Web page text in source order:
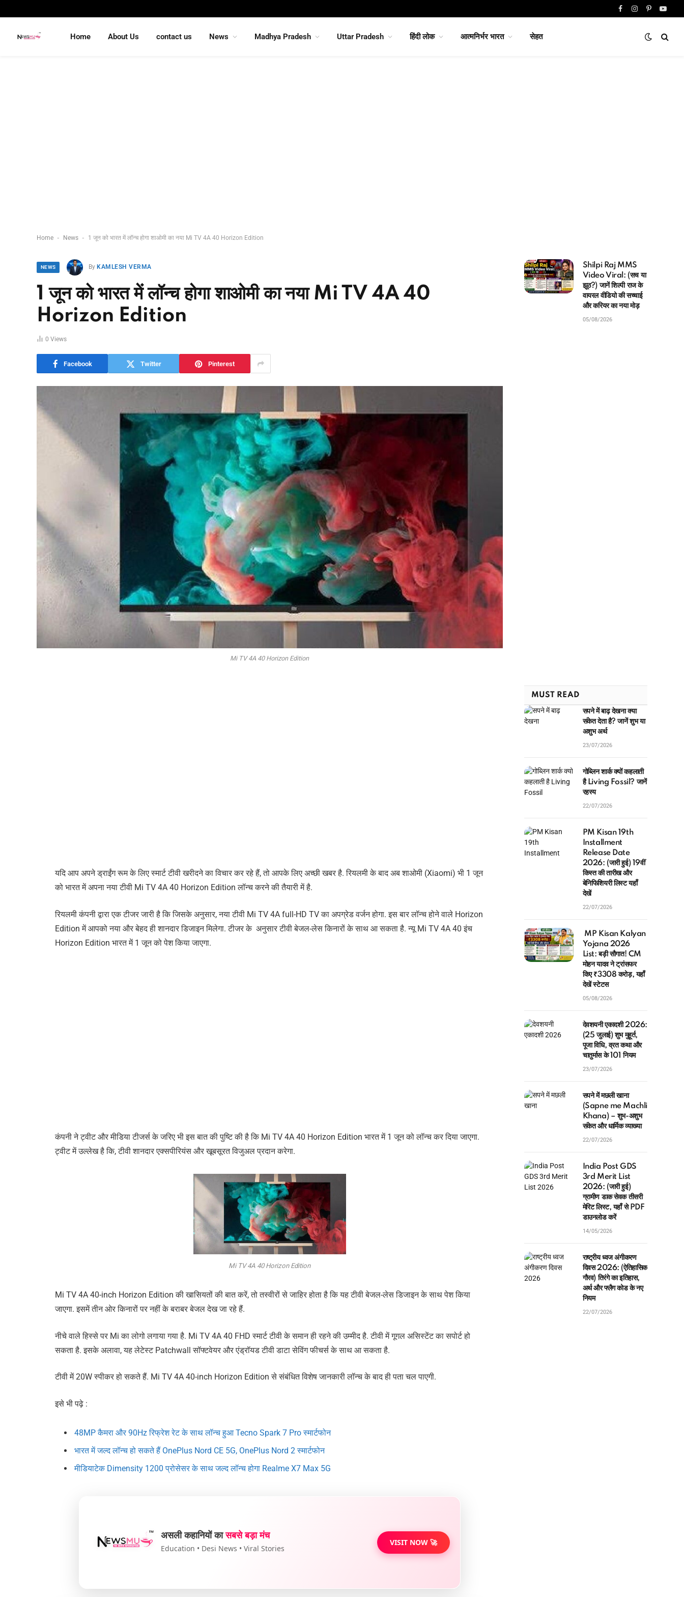
FacebookInstagram
Pinterest
Home About Us contact us News Madhya Pradesh Uttar Pradesh हिंदी लोक आत्मनिर्भर भारत सेहत
Home - News - 1 जून को भारत में लॉन्च होगा शाओमी का नया Mi TV 4A 40 Horizon Edition
NEWS By KAMLESH VERMA
1 जून को भारत में लॉन्च होगा शाओमी का नया Mi TV 4A 40
Horizon Edition
0 Views
Facebook Twitter Pinterest
Mi TV 4A 40 Horizon Edition
यदि आप अपने ड्राईंग रूम के लिए स्मार्ट टीवी खरीदने का विचार कर रहे हैं, तो आपके लिए अच्छी खबर है. रियलमी के बाद अब शाओमी (Xiaomi) भी 1 जून
को भारत में अपना नया टीवी Mi TV 4A 40 Horizon Edition लॉन्च करने की तैयारी में है.
रियलमी कंपनी द्वारा एक टीजर जारी है कि जिसके अनुसार, नया टीवी Mi TV 4A full-HD TV का अपग्रेड वर्जन होगा. इस बार लॉन्च होने वाले Horizon
Edition में आपको नया और बेहद ही शानदार डिजाइन मिलेगा. टीजर के अनुसार टीवी बेजल-लेस किनारों के साथ आ सकता है. न्यू Mi TV 4A 40 इंच
Horizon Edition भारत में 1 जून को पेश किया जाएगा.
कंपनी ने ट्वीट और मीडिया टीजर्स के जरिए भी इस बात की पुष्टि की है कि Mi TV 4A 40 Horizon Edition भारत में 1 जून को लॉन्च कर दिया जाएगा.
ट्वीट में उल्लेख है कि, टीवी शानदार एक्सपीरियंस और खूबसूरत विजुअल प्रदान करेगा.
Mi TV 4A 40 Horizon Edition
Mi TV 4A 40-inch Horizon Edition की खासियतों की बात करें, तो तस्वीरों से जाहिर होता है कि यह टीवी बेजल-लेस डिजाइन के साथ पेश किया
जाएगा. इसमें तीन ओर किनारों पर नहीं के बराबर बेजल देख जा रहे हैं.
नीचे वाले हिस्से पर Mi का लोगो लगाया गया है. Mi TV 4A 40 FHD स्मार्ट टीवी के समान ही रहने की उम्मीद है. टीवी में गूगल असिस्टेंट का सपोर्ट हो
सकता है. इसके अलावा, यह लेटेस्ट Patchwall सॉफ्टवेयर और एंड्रॉयड टीवी डाटा सेविंग फीचर्स के साथ आ सकता है.
टीवी में 20W स्पीकर हो सकते हैं. Mi TV 4A 40-inch Horizon Edition से संबंधित विशेष जानकारी लॉन्च के बाद ही पता चल पाएगी.
इसे भी पढ़े :
48MP कैमरा और 90Hz रिफ्रेश रेट के साथ लॉन्च हुआ Tecno Spark 7 Pro स्मार्टफोन
भारत में जल्द लॉन्च हो सकते हैं OnePlus Nord CE 5G, OnePlus Nord 2 स्मार्टफोन
मीडियाटेक Dimensity 1200 प्रोसेसर के साथ जल्द लॉन्च होगा Realme X7 Max 5G
असली कहानियों कासबसे बड़ा मंच
Education • Desi News • Viral Stories
VISIT NOW 🚀
Shilpi Raj MMS
Video Viral: (सच या
झूठ?) जानें शिल्पी राज के
वायरल वीडियो की सच्चाई
और करियर का नया मोड़
05/08/2026
MUST READ
सपने में बाढ़ देखना क्या
संकेत देता है? जानें शुभ या
अशुभ अर्थ
23/07/2026
गोब्लिन शार्क क्यों कहलाती
है Living Fossil? जानें
रहस्य
22/07/2026
PM Kisan 19th
Installment
Release Date
2026: (जारी हुई) 19वीं
किस्त की तारीख और
बेनिफिशियरी लिस्ट यहाँ
देखें
22/07/2026
MP Kisan Kalyan
Yojana 2026
List: बड़ी सौगात! CM
मोहन यादव ने ट्रांसफर
किए ₹3308 करोड़, यहाँ
देखें स्टेटस
05/08/2026
देवशयनी एकादशी 2026:
(25 जुलाई) शुभ मुहूर्त,
पूजा विधि, व्रत कथा और
चातुर्मास के 101 नियम
23/07/2026
सपने में मछली खाना
(Sapne me Machli
Khana) – शुभ-अशुभ
संकेत और धार्मिक व्याख्या
22/07/2026
India Post GDS
3rd Merit List
2026: (जारी हुई)
ग्रामीण डाक सेवक तीसरी
मेरिट लिस्ट, यहाँ से PDF
डाउनलोड करें
14/05/2026
राष्ट्रीय ध्वज अंगीकरण
दिवस 2026: (ऐतिहासिक
गौरव) तिरंगे का इतिहास,
अर्थ और फ्लैग कोड के नए
नियम
22/07/2026